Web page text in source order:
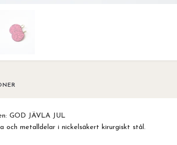
GOD JÄVLA JUL
och metalldelar i nickelsäkert kirurgiskt stål.